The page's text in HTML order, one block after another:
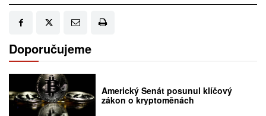
Doporučujeme
Americký Senát posunul klíčový
zákon o kryptoměnách